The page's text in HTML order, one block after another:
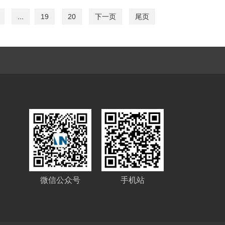
19 20 下一页 尾页
微信公众号 手机站